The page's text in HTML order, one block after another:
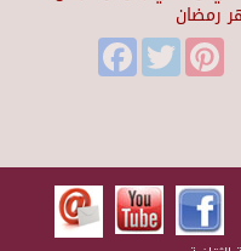
رمضان
FacebookTwitter